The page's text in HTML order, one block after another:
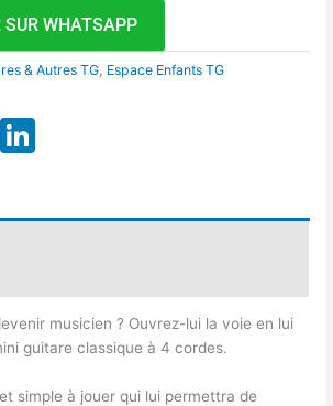
WHATSAPP
& Autres TG Espace Enfants TG
WhatsApp
musicien ? Ouvrez-lui la voie en lui
guitare classique à 4 cordes.
simple à jouer qui lui permettra de